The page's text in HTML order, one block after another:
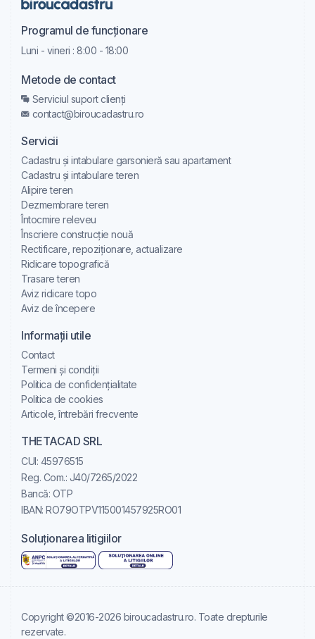
Programul de funcționare
Luni - vineri : 8:00 - 18:00
Metode de contact
Serviciul suport clienți
contact@biroucadastru.ro
Servicii
Cadastru și intabulare garsonieră sau apartament
Cadastru și intabulare teren
Alipire teren
Dezmembrare teren
Întocmire releveu
Înscriere construcție nouă
Rectificare, repoziționare, actualizare
Ridicare topografică
Trasare teren
Aviz ridicare topo
Aviz de începere
Informații utile
Contact
Termeni și condiții
Politica de confidențialitate
Politica de cookies
Articole, întrebări frecvente
THETACAD SRL
CUI: 45976515
Reg. Com.: J40/7265/2022
Bancă: OTP
IBAN: RO79OTPV115001457925RO01
Soluționarea litigiilor
Copyright ©2016-2026 biroucadastru.ro. Toate drepturile
rezervate.